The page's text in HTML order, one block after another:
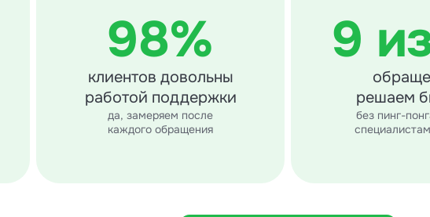
98%
клиентов довольны
работой поддержки
да, замеряем после
каждого обращения
9
решаем
без пинг-